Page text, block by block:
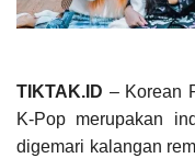
TIKTAK.ID – Korean
K-Pop merupakan
digemari kalangan